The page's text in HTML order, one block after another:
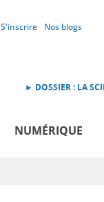
S'inscrire Nos blogs
► DOSSIER : LA
NUMÉRIQUE